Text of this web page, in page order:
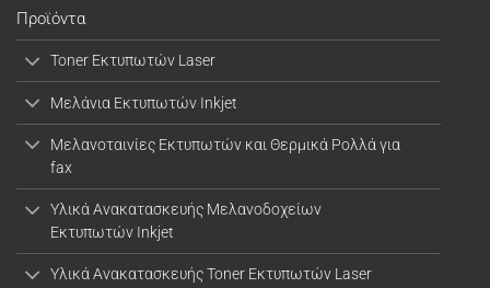
Προϊόντα
Toner Εκτυπωτών Laser
Μελάνια Εκτυπωτών Inkjet
Μελανοταινίες Εκτυπωτών και Θερμικά Ρολλά για
fax
Υλικά Ανακατασκευής Μελανοδοχείων
Εκτυπωτών Inkjet
Υλικά Ανακατασκευής Toner Εκτυπωτών Laser